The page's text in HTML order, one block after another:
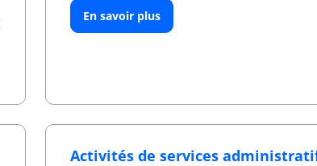
En savoir plus
Activités de services